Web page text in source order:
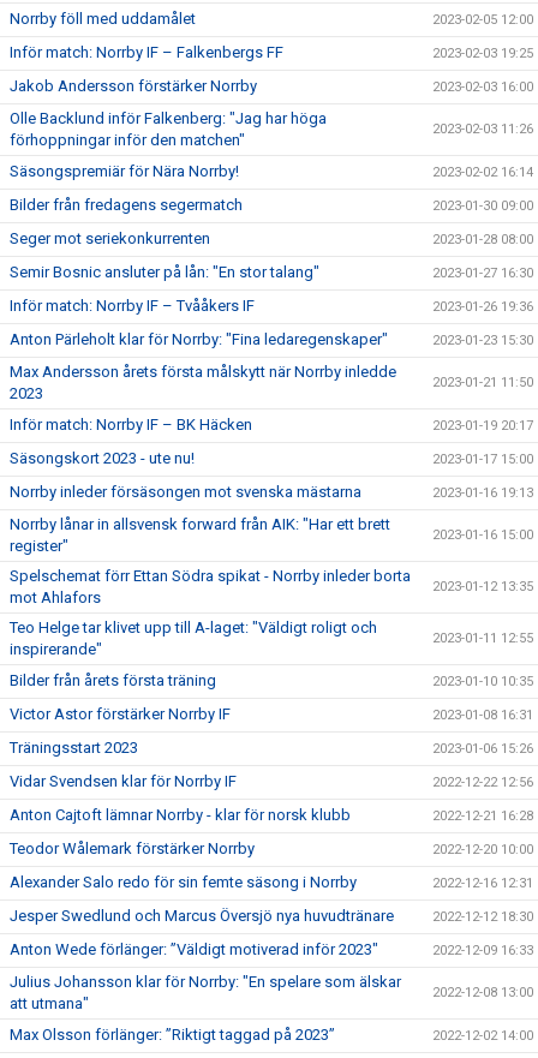
Norrby föll med uddamålet 2023-02-05 12:00
Inför match: Norrby IF – Falkenbergs FF 2023-02-03 19:25
Jakob Andersson förstärker Norrby 2023-02-03 16:00
Olle Backlund inför Falkenberg: "Jag har höga
förhoppningar inför den matchen"
2023-02-03 11:26
Säsongspremiär för Nära Norrby! 2023-02-02 16:14
Bilder från fredagens segermatch 2023-01-30 09:00
Seger mot seriekonkurrenten 2023-01-28 08:00
Semir Bosnic ansluter på lån: "En stor talang" 2023-01-27 16:30
Inför match: Norrby IF – Tvååkers IF 2023-01-26 19:36
Anton Pärleholt klar för Norrby: "Fina ledaregenskaper" 2023-01-23 15:30
Max Andersson årets första målskytt när Norrby inledde
2023
2023-01-21 11:50
Inför match: Norrby IF – BK Häcken 2023-01-19 20:17
Säsongskort 2023 - ute nu! 2023-01-17 15:00
Norrby inleder försäsongen mot svenska mästarna 2023-01-16 19:13
Norrby lånar in allsvensk forward från AIK: "Har ett brett
register"
2023-01-16 15:00
Spelschemat förr Ettan Södra spikat - Norrby inleder borta
mot Ahlafors
2023-01-12 13:35
Teo Helge tar klivet upp till A-laget: "Väldigt roligt och
inspirerande"
2023-01-11 12:55
Bilder från årets första träning 2023-01-10 10:35
Victor Astor förstärker Norrby IF 2023-01-08 16:31
Träningsstart 2023 2023-01-06 15:26
Vidar Svendsen klar för Norrby IF 2022-12-22 12:56
Anton Cajtoft lämnar Norrby - klar för norsk klubb 2022-12-21 16:28
Teodor Wålemark förstärker Norrby 2022-12-20 10:00
Alexander Salo redo för sin femte säsong i Norrby 2022-12-16 12:31
Jesper Swedlund och Marcus Översjö nya huvudtränare 2022-12-12 18:30
Anton Wede förlänger: ”Väldigt motiverad inför 2023" 2022-12-09 16:33
Julius Johansson klar för Norrby: "En spelare som älskar
att utmana"
2022-12-08 13:00
Max Olsson förlänger: ”Riktigt taggad på 2023” 2022-12-02 14:00